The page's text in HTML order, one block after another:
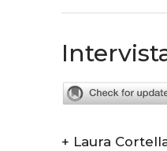
+ Laura